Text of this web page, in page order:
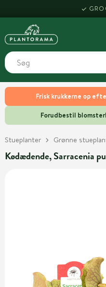
Frisk krukkerne op
Forudbestil
Stueplanter Grønne
Kødædende, Sarracenia